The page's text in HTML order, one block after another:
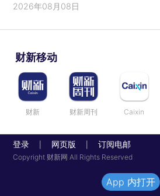
2026年08月08日
财新移动
财新 财新周刊 Caixin
登录 网页版 订阅电邮
Copyright 财新网 All Rights Reserved
App 内打开